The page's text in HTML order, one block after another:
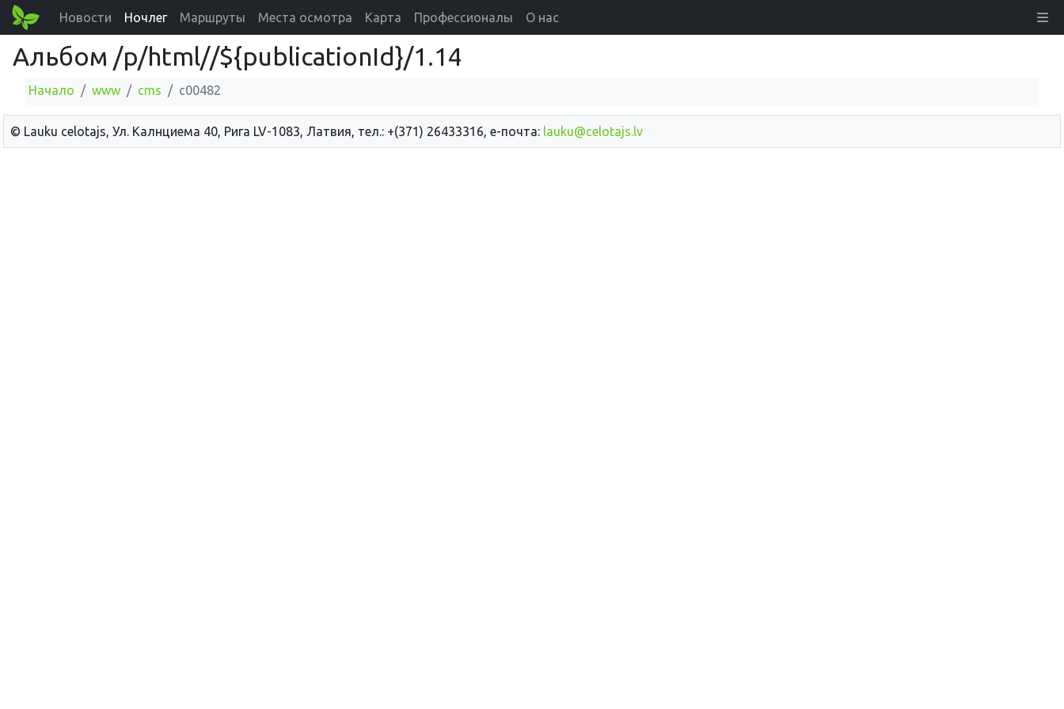
Новости Ночлег Маршруты Места осмотра Карта Профессионалы О нас
Альбом /p/html//${publicationId}/1.14
Начало www cms c00482
© Lauku сelotajs, Ул. Калнциема 40, Рига LV-1083, Латвия, тел.: +(371) 26433316, е-почта: lauku@celotajs.lv